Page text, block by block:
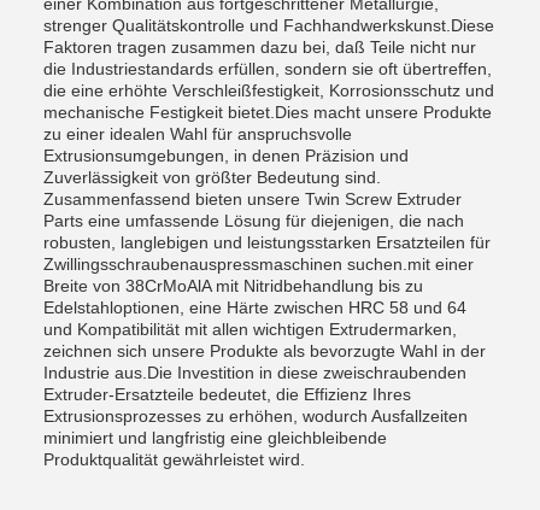
strenger Qualitätskontrolle und Fachhandwerkskunst.Diese
Faktoren tragen zusammen dazu bei, daß Teile nicht nur
die Industriestandards erfüllen, sondern sie oft übertreffen,
die eine erhöhte Verschleißfestigkeit, Korrosionsschutz und
mechanische Festigkeit bietet.Dies macht unsere Produkte
zu einer idealen Wahl für anspruchsvolle
Extrusionsumgebungen, in denen Präzision und
Zuverlässigkeit von größter Bedeutung sind.
Zusammenfassend bieten unsere Twin Screw Extruder
Parts eine umfassende Lösung für diejenigen, die nach
robusten, langlebigen und leistungsstarken Ersatzteilen für
Zwillingsschraubenauspressmaschinen suchen.mit einer
Breite von 38CrMoAlA mit Nitridbehandlung bis zu
Edelstahloptionen, eine Härte zwischen HRC 58 und 64
und Kompatibilität mit allen wichtigen Extrudermarken,
zeichnen sich unsere Produkte als bevorzugte Wahl in der
Industrie aus.Die Investition in diese zweischraubenden
Extruder-Ersatzteile bedeutet, die Effizienz Ihres
Extrusionsprozesses zu erhöhen, wodurch Ausfallzeiten
minimiert und langfristig eine gleichbleibende
Produktqualität gewährleistet wird.